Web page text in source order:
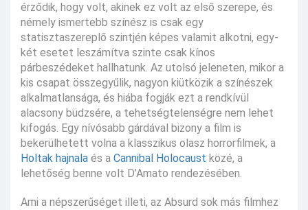
érződik, hogy volt, akinek ez volt az első szerepe, és
némely ismertebb színész is csak egy
statisztaszereplő szintjén képes valamit alkotni, egy-
két esetet leszámítva szinte csak kínos
párbeszédeket hallhatunk. Az utolsó jeleneten, mikor a
kis csapat összegyűlik, nagyon kiütközik a színészek
alkalmatlansága, és hiába fogják ezt a rendkívül
alacsony büdzsére, a tehetségtelenségre nem lehet
kifogás. Egy nívósabb gárdával bizony a film is
bekerülhetett volna a klasszikus olasz horrorfilmek, a
Holtak hajnala és a Cannibal Holocaust közé, a
lehetőség benne volt D’Amato rendezésében.
Ami a népszerűséget illeti, az Absurd sok más filmhez